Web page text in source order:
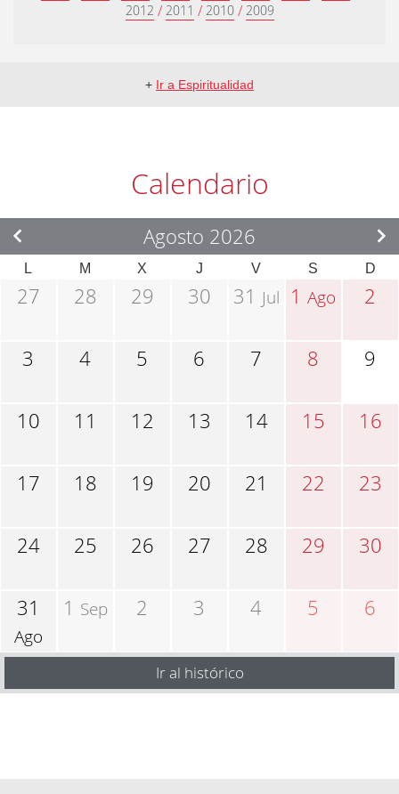
2012 / 2011 / 2010 / 2009
+ Ir a Espiritualidad
Calendario
Agosto 2026
L M X J V S D
27 28 29 30 31 Jul 1Ago 2
3 4 5 6 7 8 9
10 11 12 13 14 15 16
17 18 19 20 21 22 23
24 25 26 27 28 29 30
31
Ago
1 Sep 2 3 4 5 6
Ir al histórico